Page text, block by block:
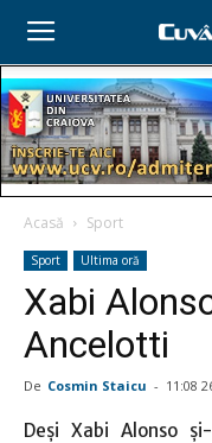
Acasă Sport
Sport Ultima oră
Xabi
Ancelotti
De Cosmin Staicu - 11:08
Deşi Xabi Alonso